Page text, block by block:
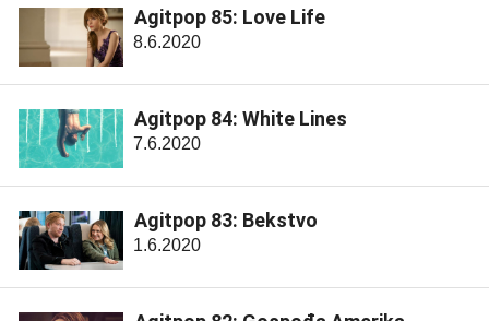
Agitpop 85: Love Life
8.6.2020
Agitpop 84: White Lines
7.6.2020
Agitpop 83: Bekstvo
1.6.2020